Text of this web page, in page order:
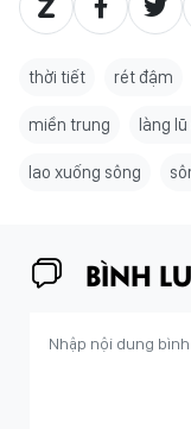
thời tiết rét đậm
miền trung làng
lao xuống sông
BÌNH